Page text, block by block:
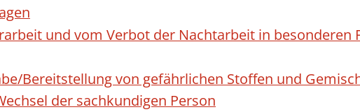
und vom Verbot der Nachtarbeit in besonderen
Bereitstellung von gefährlichen Stoffen und
der sachkundigen Person